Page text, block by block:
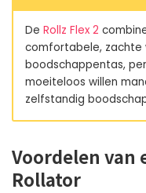
De Rollz Flex 2
comfortabele, zachte
boodschappentas,
moeiteloos willen
zelfstandig
Voordelen van
Rollator